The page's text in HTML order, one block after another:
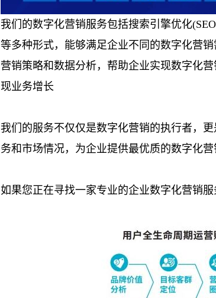
我们的数字化营销服务包括搜索引擎优化
等多种形式，能够满足企业不同的数字化营
营销策略和数据分析，帮助企业实现数字化
现业务增长
我们的服务不仅仅是数字化营销的执行者，
务和市场情况，为企业提供最优质的数字化
如果您正在寻找一家专业的企业数字化营销